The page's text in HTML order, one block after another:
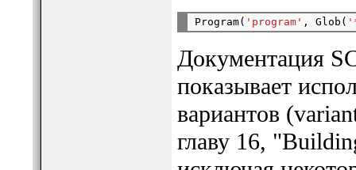
Program( 'program' , Glob(
Документация
показывает
вариантов
главу 16,